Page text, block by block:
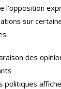
l’opposition
sur
des
politiques